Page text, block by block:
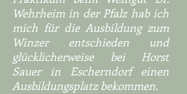
Wehrheim in der Pfalz hab ich
mich für die Ausbildung zum
Winzer entschieden und
glücklicherweise bei Horst
Sauer in Escherndorf einen
Ausbildungsplatz bekommen.